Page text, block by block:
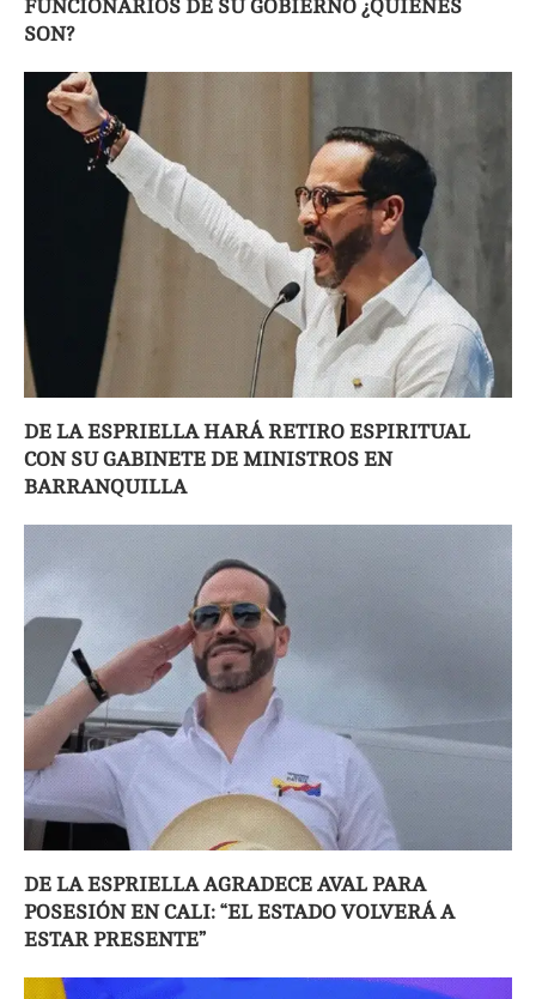
FUNCIONARIOS DE SU GOBIERNO ¿QUIÉNES
SON?
DE LA ESPRIELLA HARÁ RETIRO ESPIRITUAL
CON SU GABINETE DE MINISTROS EN
BARRANQUILLA
DE LA ESPRIELLA AGRADECE AVAL PARA
POSESIÓN EN CALI: “EL ESTADO VOLVERÁ A
ESTAR PRESENTE”